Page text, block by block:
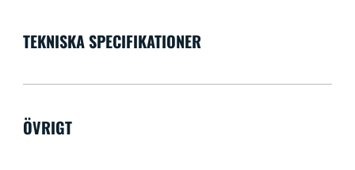
TEKNISKA SPECIFIKATIONER
ÖVRIGT